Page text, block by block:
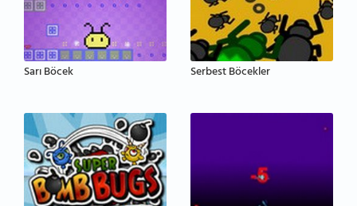
Sarı Böcek Serbest Böcekler